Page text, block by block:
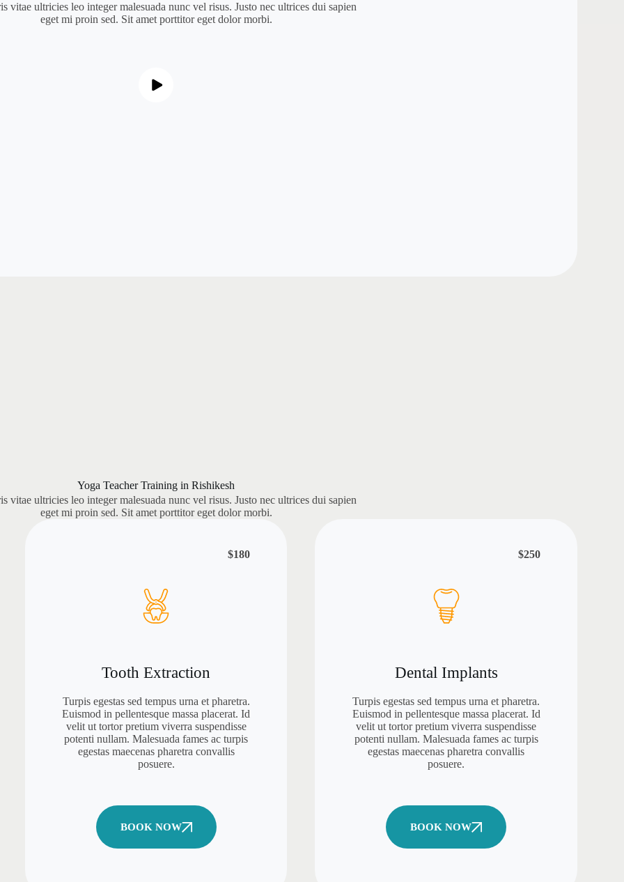
vitae ultricies leo integer malesuada nunc vel risus. Justo nec ultrices dui sapien
eget mi proin sed. Sit amet porttitor eget dolor morbi.
Yoga Teacher Training in Rishikesh
vitae ultricies leo integer malesuada nunc vel risus. Justo nec ultrices dui sapien
eget mi proin sed. Sit amet porttitor eget dolor morbi.
$180
Tooth Extraction
Turpis egestas sed tempus urna et pharetra.
Euismod in pellentesque massa placerat. Id
velit ut tortor pretium viverra suspendisse
potenti nullam. Malesuada fames ac turpis
egestas maecenas pharetra convallis
posuere.
BOOK NOW
$250
Dental Implants
Turpis egestas sed tempus urna et pharetra.
Euismod in pellentesque massa placerat. Id
velit ut tortor pretium viverra suspendisse
potenti nullam. Malesuada fames ac turpis
egestas maecenas pharetra convallis
posuere.
BOOK NOW